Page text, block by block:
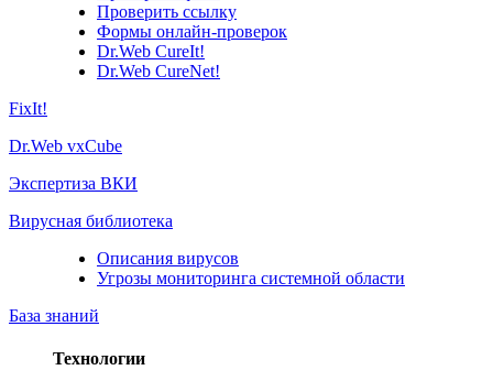
Проверить ссылку
Формы онлайн-проверок
Dr.Web CureIt!
Dr.Web CureNet!
FixIt!
Dr.Web vxCube
Экспертиза ВКИ
Вирусная библиотека
Описания вирусов
Угрозы мониторинга системной области
База знаний
Технологии